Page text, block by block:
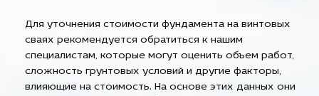
Для уточнения стоимости фундамента на винтовых
сваях рекомендуется обратиться к нашим
специалистам, которые могут оценить объем работ,
сложность грунтовых условий и другие факторы,
влияющие на стоимость. На основе этих данных они